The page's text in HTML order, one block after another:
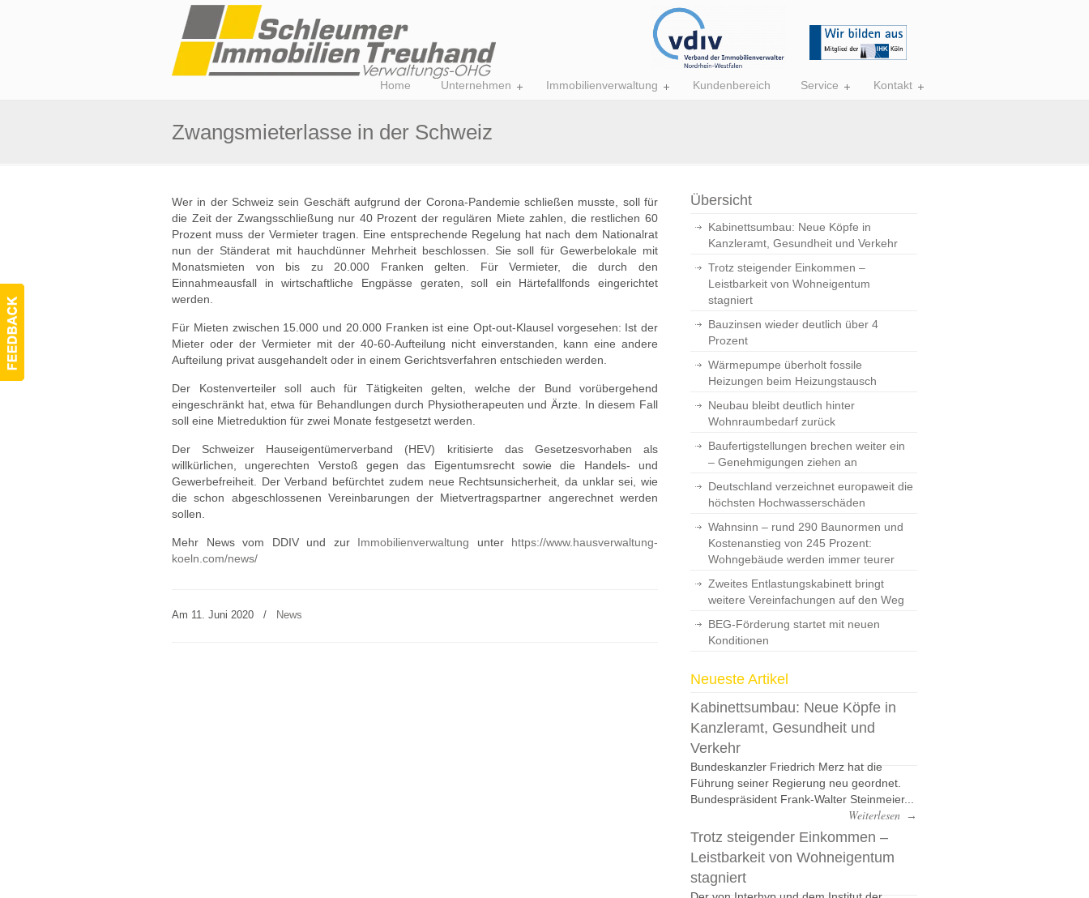
Home Unternehmen Immobilienverwaltung Kundenbereich Service Kontakt
Zwangsmieterlasse in der Schweiz
Wer in der Schweiz sein Geschäft aufgrund der Corona-Pandemie schließen musste, soll für
die Zeit der Zwangsschließung nur 40 Prozent der regulären Miete zahlen, die restlichen 60
Prozent muss der Vermieter tragen. Eine entsprechende Regelung hat nach dem Nationalrat
nun der Ständerat mit hauchdünner Mehrheit beschlossen. Sie soll für Gewerbelokale mit
Monatsmieten von bis zu 20.000 Franken gelten. Für Vermieter, die durch den
Einnahmeausfall in wirtschaftliche Engpässe geraten, soll ein Härtefallfonds eingerichtet
werden.
Für Mieten zwischen 15.000 und 20.000 Franken ist eine Opt-out-Klausel vorgesehen: Ist der
Mieter oder der Vermieter mit der 40-60-Aufteilung nicht einverstanden, kann eine andere
Aufteilung privat ausgehandelt oder in einem Gerichtsverfahren entschieden werden.
Der Kostenverteiler soll auch für Tätigkeiten gelten, welche der Bund vorübergehend
eingeschränkt hat, etwa für Behandlungen durch Physiotherapeuten und Ärzte. In diesem Fall
soll eine Mietreduktion für zwei Monate festgesetzt werden.
Der Schweizer Hauseigentümerverband (HEV) kritisierte das Gesetzesvorhaben als
willkürlichen, ungerechten Verstoß gegen das Eigentumsrecht sowie die Handels- und
Gewerbefreiheit. Der Verband befürchtet zudem neue Rechtsunsicherheit, da unklar sei, wie
die schon abgeschlossenen Vereinbarungen der Mietvertragspartner angerechnet werden
sollen.
Mehr News vom DDIV und zur Immobilienverwaltung unter https://www.hausverwaltung-
koeln.com/news/
Am 11. Juni 2020 / News
Übersicht
Kabinettsumbau: Neue Köpfe in
Kanzleramt, Gesundheit und Verkehr
Trotz steigender Einkommen –
Leistbarkeit von Wohneigentum
stagniert
Bauzinsen wieder deutlich über 4
Prozent
Wärmepumpe überholt fossile
Heizungen beim Heizungstausch
Neubau bleibt deutlich hinter
Wohnraumbedarf zurück
Baufertigstellungen brechen weiter ein
– Genehmigungen ziehen an
Deutschland verzeichnet europaweit die
höchsten Hochwasserschäden
Wahnsinn – rund 290 Baunormen und
Kostenanstieg von 245 Prozent:
Wohngebäude werden immer teurer
Zweites Entlastungskabinett bringt
weitere Vereinfachungen auf den Weg
BEG-Förderung startet mit neuen
Konditionen
Neueste Artikel
Kabinettsumbau: Neue Köpfe in
Kanzleramt, Gesundheit und
Verkehr
Bundeskanzler Friedrich Merz hat die
Führung seiner Regierung neu geordnet.
Bundespräsident Frank-Walter Steinmeier...
Weiterlesen →
Trotz steigender Einkommen –
Leistbarkeit von Wohneigentum
stagniert